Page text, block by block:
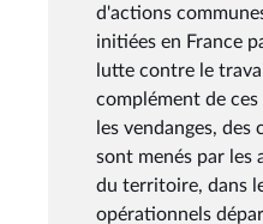
d'actions
initiées en France
lutte contre le
complément de
les vendanges, des
sont menés par les
du territoire, dans
opérationnels